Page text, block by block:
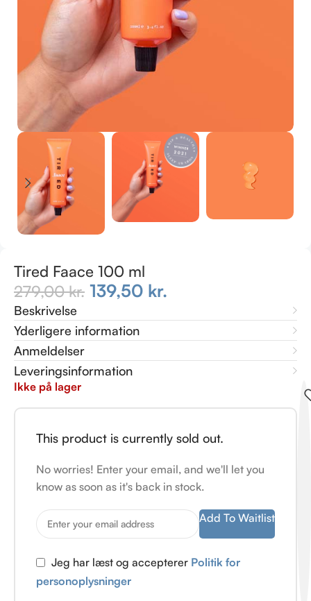
Tired Faace 100 ml
279,00kr. 139,50 kr.
Beskrivelse
Yderligere information
Anmeldelser
Leveringsinformation
Ikke på lager
This product is currently sold out.
No worries! Enter your email, and we'll let you
know as soon as it's back in stock.
Add To Waitlist
Jeg har læst og accepterer Politik for
personoplysninger